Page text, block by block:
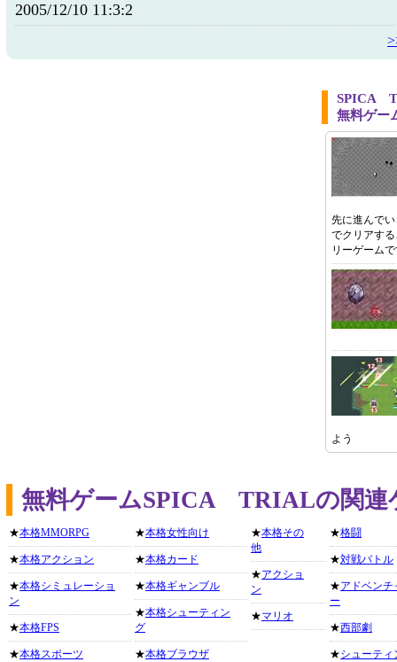
2005/12/10 11:3:2
SPICA
無料ゲー
先に進んで
でクリアす
リーゲーム
よう
無料ゲームSPICA TRIALの関連
★本格MMORPG
★本格アクション
★本格シミュレーショ
ン
★本格FPS
★本格スポーツ
★本格女性向け
★本格カード
★本格ギャンブル
★本格シューティン
グ
★本格ブラウザ
★本格その
他
★アクショ
ン
★マリオ
★格闘
★対戦バトル
★アドベンチ
ー
★西部劇
★シューティ